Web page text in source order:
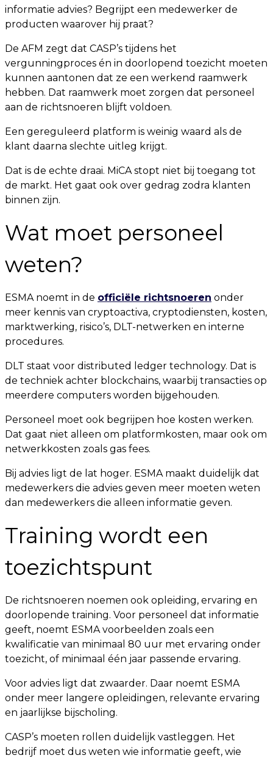
informatie advies? Begrijpt een medewerker de
producten waarover hij praat?
De AFM zegt dat CASP’s tijdens het
vergunningproces én in doorlopend toezicht moeten
kunnen aantonen dat ze een werkend raamwerk
hebben. Dat raamwerk moet zorgen dat personeel
aan de richtsnoeren blijft voldoen.
Een gereguleerd platform is weinig waard als de
klant daarna slechte uitleg krijgt.
Dat is de echte draai. MiCA stopt niet bij toegang tot
de markt. Het gaat ook over gedrag zodra klanten
binnen zijn.
Wat moet personeel
weten?
ESMA noemt in de officiële richtsnoeren onder
meer kennis van cryptoactiva, cryptodiensten, kosten,
marktwerking, risico’s, DLT-netwerken en interne
procedures.
DLT staat voor distributed ledger technology. Dat is
de techniek achter blockchains, waarbij transacties op
meerdere computers worden bijgehouden.
Personeel moet ook begrijpen hoe kosten werken.
Dat gaat niet alleen om platformkosten, maar ook om
netwerkkosten zoals gas fees.
Bij advies ligt de lat hoger. ESMA maakt duidelijk dat
medewerkers die advies geven meer moeten weten
dan medewerkers die alleen informatie geven.
Training wordt een
toezichtspunt
De richtsnoeren noemen ook opleiding, ervaring en
doorlopende training. Voor personeel dat informatie
geeft, noemt ESMA voorbeelden zoals een
kwalificatie van minimaal 80 uur met ervaring onder
toezicht, of minimaal één jaar passende ervaring.
Voor advies ligt dat zwaarder. Daar noemt ESMA
onder meer langere opleidingen, relevante ervaring
en jaarlijkse bijscholing.
CASP’s moeten rollen duidelijk vastleggen. Het
bedrijf moet dus weten wie informatie geeft, wie